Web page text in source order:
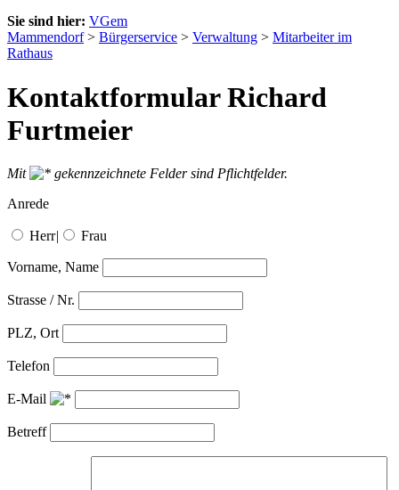
Sie sind hier: VGem
Mammendorf> Bürgerservice > Verwaltung > Mitarbeiter im
Rathaus
Kontaktformular Richard
Furtmeier
Mit
gekennzeichnete Felder sind Pflichtfelder.
Anrede
Herr| Frau
Vorname, Name
Strasse / Nr.
PLZ, Ort
Telefon
E-Mail
Betreff